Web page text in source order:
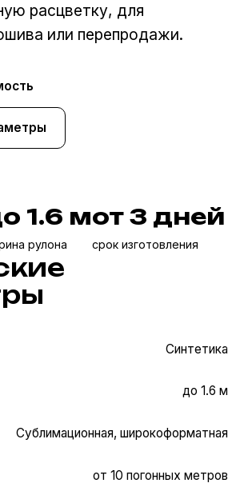
расцветку, для
или перепродажи.
1.6 м
рулона
от 3 дней
срок изготовления
Синтетика
до 1.6 м
Сублимационная, широкоформатная
от 10 погонных метров